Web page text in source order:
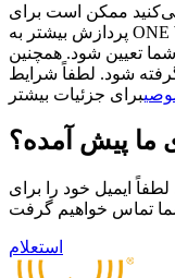
ممکن است برای
پردازش بیشتر به ONE WORLD background منتقل شود تا
تعیین شود. همچنین
شود. لطفاً شرایط
ما پیش آمده؟
ایمیل خود را برای
استعلام